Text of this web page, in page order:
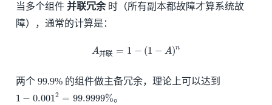
当多个组件 并联冗余时（所有副本都故障才算系统故
障），通常的计算是：
A并联 = 1 − (1 − A)n
= (1 n
两个 99.9% 的组件做主备冗余，理论上可以达到
1 − 0.0012 = 99.9999%
1 0.0012=99.9999% 。